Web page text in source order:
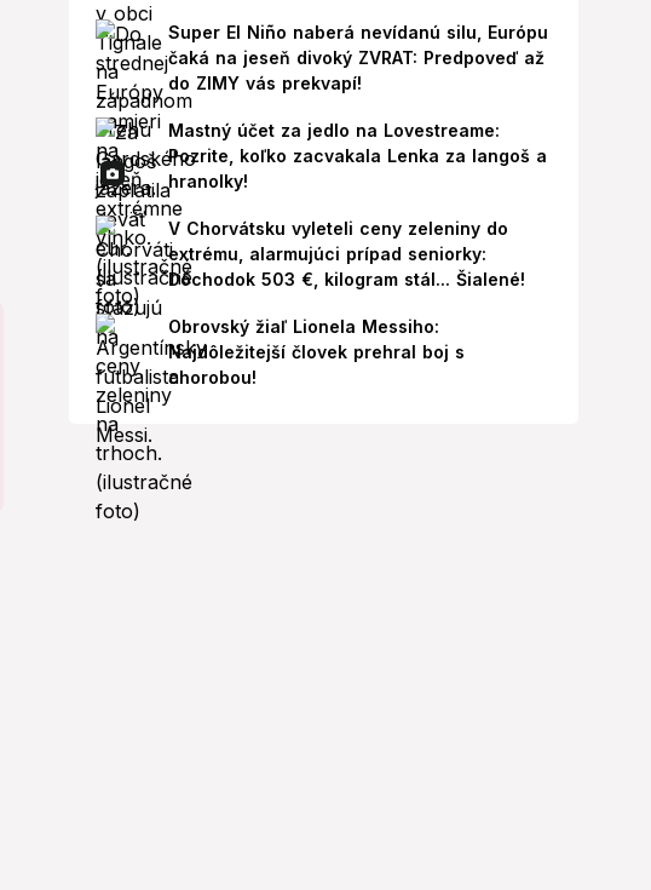
Super El Niño naberá nevídanú silu, Európu
čaká na jeseň divoký ZVRAT: Predpoveď až
do ZIMY vás prekvapí!
Mastný účet za jedlo na Lovestreame:
Pozrite, koľko zacvakala Lenka za langoš a
hranolky!
V Chorvátsku vyleteli ceny zeleniny do
extrému, alarmujúci prípad seniorky:
Dôchodok 503 €, kilogram stál... Šialené!
Obrovský žiaľ Lionela Messiho:
Najdôležitejší človek prehral boj s
chorobou!